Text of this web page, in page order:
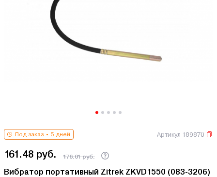
Под заказ 5 дней Артикул 189870
161.48 руб. 176.01 руб.
Вибратор портативный Zitrek ZKVD1550 (083-3206)